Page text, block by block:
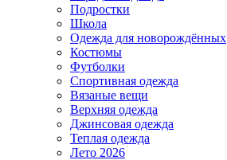
Подростки
Школа
Одежда для новорождённых
Костюмы
Футболки
Спортивная одежда
Вязаные вещи
Верхняя одежда
Джинсовая одежда
Теплая одежда
Лето 2026